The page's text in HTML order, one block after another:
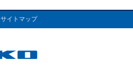
サイトマップ